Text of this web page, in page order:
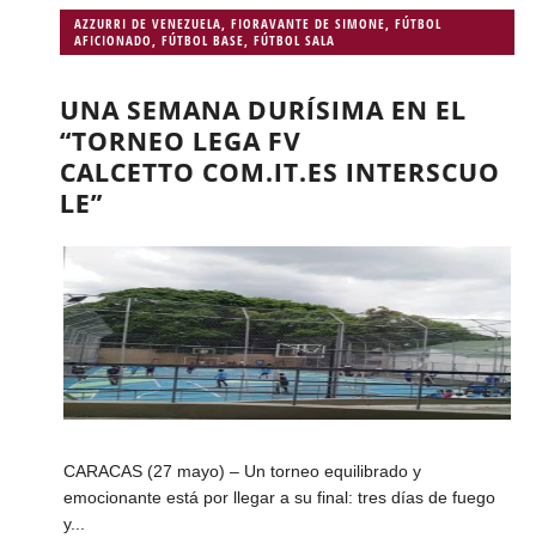
AZZURRI DE VENEZUELA FIORAVANTE DE SIMONE FÚTBOL
AFICIONADO
FÚTBOL BASE FÚTBOL SALA
UNA SEMANA DURÍSIMA EN EL
“TORNEO LEGA FV
CALCETTO COM.IT.ES INTERSCUO
LE”
CARACAS (27 mayo) – Un torneo equilibrado y
emocionante está por llegar a su final: tres días de fuego
y...